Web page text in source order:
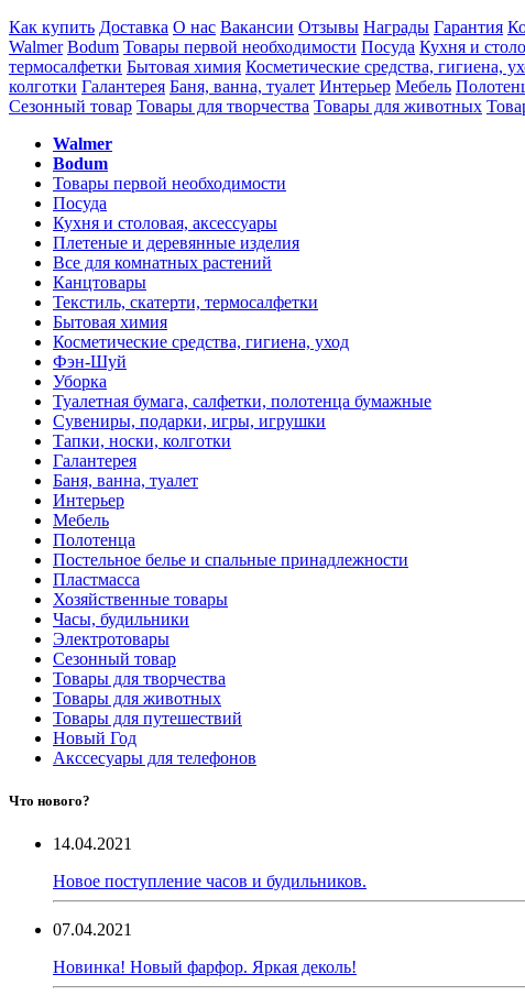
Как купить Доставка О нас Вакансии Отзывы Награды Гарантия
Walmer Bodum Товары первой необходимости Посуда Кухня и
термосалфетки Бытовая химия Косметические средства, гигиена,
колготки Галантерея Баня, ванна, туалет Интерьер Мебель
Сезонный товар Товары для творчества Товары для животных
Walmer
Bodum
Товары первой необходимости
Посуда
Кухня и столовая, аксессуары
Плетеные и деревянные изделия
Все для комнатных растений
Канцтовары
Текстиль, скатерти, термосалфетки
Бытовая химия
Косметические средства, гигиена, уход
Фэн-Шуй
Уборка
Туалетная бумага, салфетки, полотенца бумажные
Сувениры, подарки, игры, игрушки
Тапки, носки, колготки
Галантерея
Баня, ванна, туалет
Интерьер
Мебель
Полотенца
Постельное белье и спальные принадлежности
Пластмасса
Хозяйственные товары
Часы, будильники
Электротовары
Сезонный товар
Товары для творчества
Товары для животных
Товары для путешествий
Новый Год
Акссесуары для телефонов
Что нового?
14.04.2021
Новое поступление часов и будильников.
07.04.2021
Новинка! Новый фарфор. Яркая деколь!